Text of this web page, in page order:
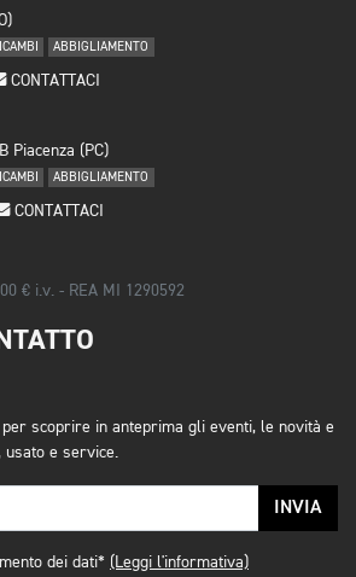
ABBIGLIAMENTO
CONTATTACI
Piacenza (PC)
ABBIGLIAMENTO
CONTATTACI
€ i.v. - REA MI 1290592
scoprire in anteprima gli eventi, le novità e
usato e service.
INVIA
dei dati* (Leggi l'informativa)